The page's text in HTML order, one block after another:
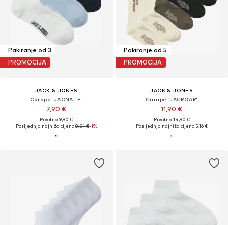
Pakiranje od 3
PROMOCIJA
JACK & JONES
Čarape 'JACNATE'
7,90 €
Prvotno: 9,90 €
Posljednja najniža cijena:8,01 €-1%
Pakiranje od 5
PROMOCIJA
JACK & JONES
Čarape 'JACROAR'
11,90 €
Prvotno: 14,90 €
Posljednja najniža cijena:5,16 €